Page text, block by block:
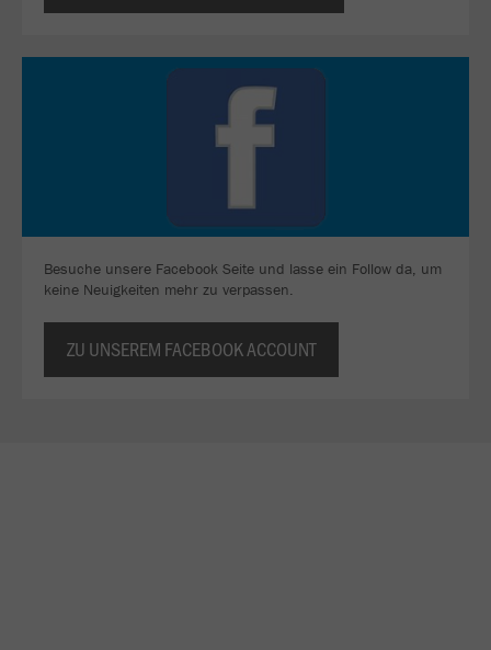
Besuche unsere Facebook Seite und lasse ein Follow da, um
keine Neuigkeiten mehr zu verpassen.
ZU UNSEREM FACEBOOK ACCOUNT